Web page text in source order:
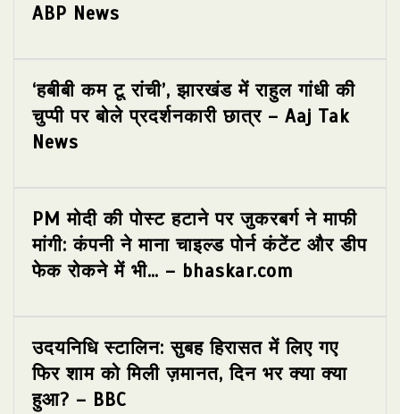
ABP News
‘हबीबी कम टू रांची’, झारखंड में राहुल गांधी की
चुप्पी पर बोले प्रदर्शनकारी छात्र – Aaj Tak
News
PM मोदी की पोस्ट हटाने पर जुकरबर्ग ने माफी
मांगी: कंपनी ने माना चाइल्ड पोर्न कंटेंट और डीप
फेक रोकने में भी… – bhaskar.com
उदयनिधि स्टालिन: सुबह हिरासत में लिए गए
फिर शाम को मिली ज़मानत, दिन भर क्या क्या
हुआ? – BBC